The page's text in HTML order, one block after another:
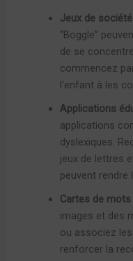
Jeux de société
“Boggle”
de se
commencez
l’enfant à les
Applications
applications
dyslexiques.
jeux de lettres
peuvent rendre
Cartes de mots
images et des
ou associez
renforcer la